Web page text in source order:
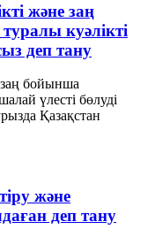
және заң
куәлікті
деп тану
бойынша
үлесті бөлуді
Қазақстан
және
деп тану